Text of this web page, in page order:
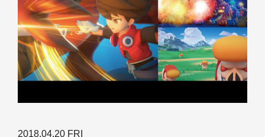
2018.04.20 FRI